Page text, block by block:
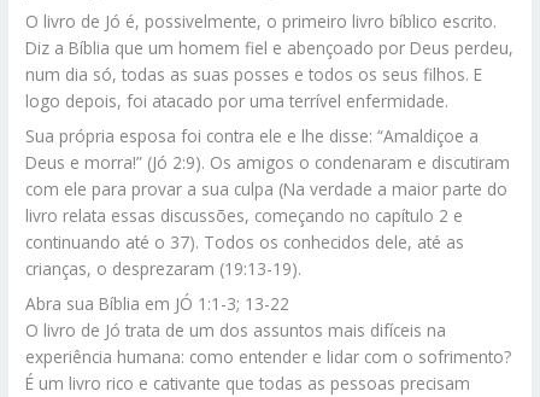
O livro de Jó é, possivelmente, o primeiro livro bíblico escrito.
Diz a Bíblia que um homem fiel e abençoado por Deus perdeu,
num dia só, todas as suas posses e todos os seus filhos. E
logo depois, foi atacado por uma terrível enfermidade.
Sua própria esposa foi contra ele e lhe disse: “Amaldiçoe a
Deus e morra!” (Jó 2:9). Os amigos o condenaram e discutiram
com ele para provar a sua culpa (Na verdade a maior parte do
livro relata essas discussões, começando no capítulo 2 e
continuando até o 37). Todos os conhecidos dele, até as
crianças, o desprezaram (19:13-19).
Abra sua Bíblia em JÓ 1:1-3; 13-22
O livro de Jó trata de um dos assuntos mais difíceis na
experiência humana: como entender e lidar com o sofrimento?
É um livro rico e cativante que todas as pessoas precisam